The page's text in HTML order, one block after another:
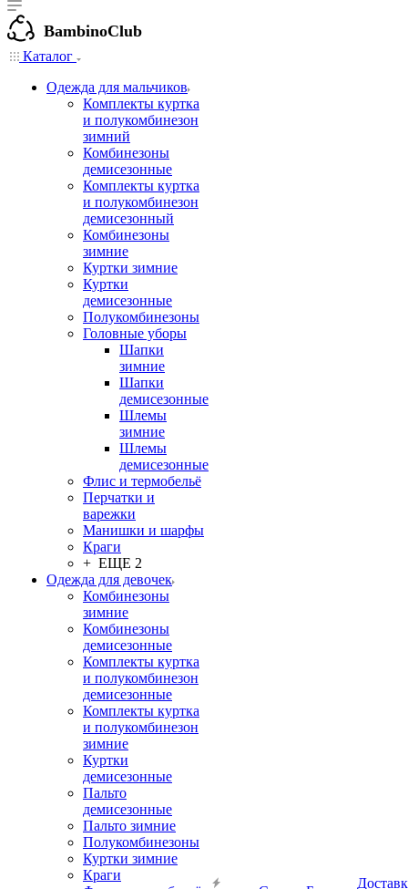
BambinoClub
Каталог
Одежда для мальчиков
Комплекты куртка
и полукомбинезон
зимний
Комбинезоны
демисезонные
Комплекты куртка
и полукомбинезон
демисезонный
Комбинезоны
зимние
Куртки зимние
Куртки
демисезонные
Полукомбинезоны
Головные уборы
Шапки
зимние
Шапки
демисезонные
Шлемы
зимние
Шлемы
демисезонные
Флис и термобельё
Перчатки и
варежки
Манишки и шарфы
Краги
+ ЕЩЕ 2
Одежда для девочек
Комбинезоны
зимние
Комбинезоны
демисезонные
Комплекты куртка
и полукомбинезон
демисезонные
Комплекты куртка
и полукомбинезон
зимние
Куртки
демисезонные
Пальто
демисезонные
Пальто зимние
Полукомбинезоны
Куртки зимние
Краги